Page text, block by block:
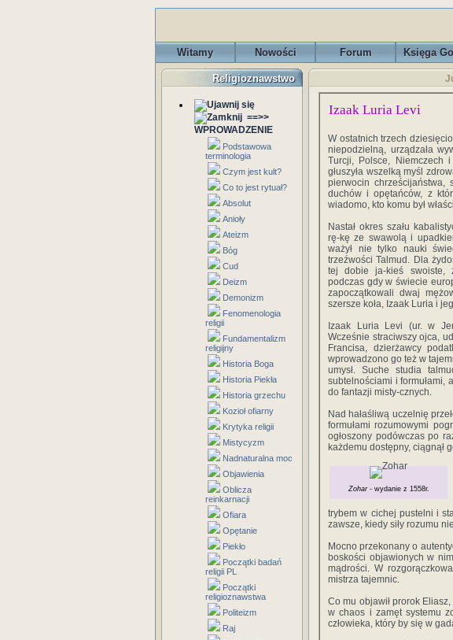
Witamy Nowości Forum Księga
Religioznawstwo
==>>
WPROWADZENIE
Podstawowa
terminologia
Czym jest kult?
Co to jest rytuał?
Absolut
Anioły
Ateizm
Bóg
Cud
Deizm
Demonizm
Fenomenologia
religii
Fundamentalizm
religijny
Historia Boga
Historia Piekła
Historia grzechu
Kozioł ofiarny
Krytyka religii
Mistycyzm
Nadnaturalna moc
Objawienia
Oblicza
reinkarnacji
Ofiara
Opętanie
Piekło
Początki badań
religii PL
Początki
religioznawstwa
Politeizm
Raj
Izaak‎ ‎Luria‎ ‎Levi‎
W‎ ‎ostatnich‎ ‎trzech‎
‎niepodzielną,‎ ‎urządzała‎
‎Turcji,‎ ‎Polsce,‎ ‎Niemczech‎ ‎i‎
‎głuszyła‎ ‎wszelką myśl‎
‎pierwocin‎ ‎chrześcijaństwa,‎
‎duchów‎ ‎i‎ ‎opętańców, z‎
wiadomo,‎ ‎kto‎ ‎komu‎ ‎był‎
Nastał‎ ‎okres‎ ‎szału‎
‎rę-kę‎ ‎ze‎ ‎swawolą‎ ‎i‎
‎ważył‎ ‎nie tylko‎ ‎nauki‎
trzeźwości‎ ‎Talmud.‎ ‎Dla‎
‎tej‎ ‎dobie ja-kieś‎ ‎swoiste,‎
‎podczas‎ ‎gdy‎ ‎w‎ ‎świecie
zapoczątkowali‎ ‎dwaj‎
‎szersze‎ ‎koła,‎ ‎Izaak‎ ‎Luria‎ ‎i‎
Izaak‎ ‎Luria‎ ‎Levi‎ ‎(ur.‎ ‎w‎
‎Wcześnie‎ ‎straciwszy‎ ‎ojca,‎
‎Francisa, dzierżawcy‎
‎wprowadzono‎ ‎go‎ ‎też‎ ‎w‎
‎umysł. ‎Suche studia‎
‎subtelnościami‎ ‎i‎ ‎formułami,‎
‎do‎ ‎fantazji‎ ‎misty-cznych.‎ ‎
Nad‎ ‎hałaśliwą‎ ‎uczelnię‎
formułami‎ ‎rozumowymi
‎ogłoszony‎ podówczas‎ ‎po‎
‎każdemu‎ ‎dostępny,‎ ‎ciągnął
Zohar - wydanie z 1558r.
‎trybem‎ ‎w‎ ‎cichej‎ ‎pustelni‎ ‎i‎
‎zawsze,‎ ‎kiedy‎ ‎siły‎ ‎rozumu‎
Mocno‎ ‎przekonany‎ ‎o‎
‎boskości‎ ‎objawionych‎ ‎w‎
‎mądrości.‎ ‎W‎
‎mistrza‎ ‎tajemnic.
Co‎ ‎mu‎ ‎objawił‎ ‎prorok‎ ‎Eliasz,‎
‎w‎ ‎chaos‎ ‎i‎ ‎zamęt‎ ‎systemu
człowieka,‎ ‎który by‎ ‎się‎ ‎w‎